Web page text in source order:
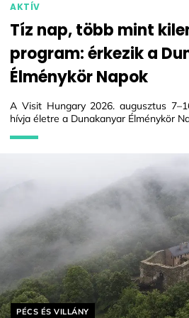
AKTÍV
Tíz nap, több mint
program: érkezik a
Élménykör Napok
A Visit Hungary 2026. augusztus
hívja életre a Dunakanyar Élménykör
Helyszín címkék:
PÉCS ÉS VILLÁNY